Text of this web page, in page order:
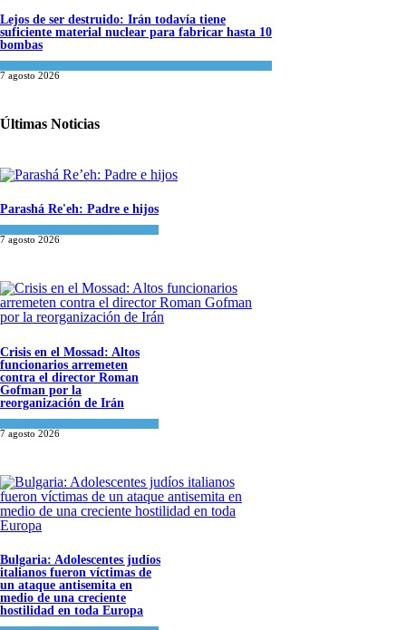
Lejos de ser destruido: Irán todavía tiene
suficiente material nuclear para fabricar hasta 10
bombas
7 agosto 2026
Últimas Noticias
Parashá Re'eh: Padre e hijos
7 agosto 2026
Crisis en el Mossad: Altos
funcionarios arremeten
contra el director Roman
Gofman por la
reorganización de Irán
7 agosto 2026
Bulgaria: Adolescentes judíos
italianos fueron víctimas de
un ataque antisemita en
medio de una creciente
hostilidad en toda Europa